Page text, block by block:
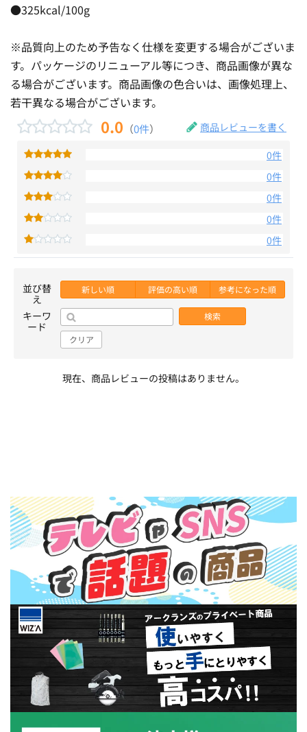
●325kcal/100g
※品質向上のため予告なく仕様を変更する場合がございま
す。パッケージのリニューアル等につき、商品画像が異な
る場合がございます。商品画像の色合いは、画像処理上、
若干異なる場合がございます。
0.0 （0件） 商品レビューを書く
0件
0件
0件
0件
0件
並び替
え
新しい順 評価の高い順 参考になった順
キーワ
ード
検索
クリア
現在、商品レビューの投稿はありません。